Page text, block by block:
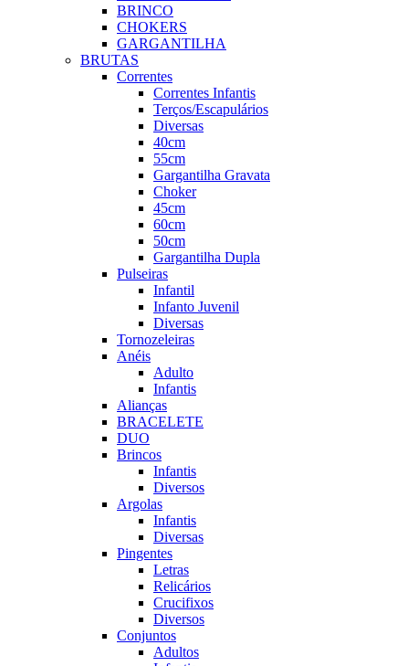
BRINCO
CHOKERS
GARGANTILHA
BRUTAS
Correntes
Correntes Infantis
Terços/Escapulários
Diversas
40cm
55cm
Gargantilha Gravata
Choker
45cm
60cm
50cm
Gargantilha Dupla
Pulseiras
Infantil
Infanto Juvenil
Diversas
Tornozeleiras
Anéis
Adulto
Infantis
Alianças
BRACELETE
DUO
Brincos
Infantis
Diversos
Argolas
Infantis
Diversas
Pingentes
Letras
Relicários
Crucifixos
Diversos
Conjuntos
Adultos